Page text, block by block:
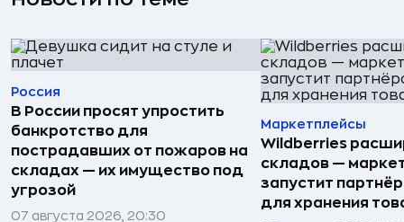
Россия
В России просят упростить
банкротство для
пострадавших от пожаров на
складах — их имущество под
угрозой
07 августа 2026, 20:30
Маркетплейсы
Wildberries
складов —
запустит
для хранения